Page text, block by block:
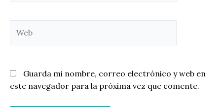
Guarda mi nombre, correo electrónico y web en
este navegador para la próxima vez que comente.